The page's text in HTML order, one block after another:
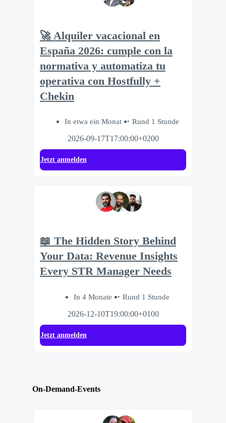
🚀 Alquiler vacacional en
España 2026: cumple con la
normativa y automatiza tu
operativa con Hostfully +
Chekin
In etwa ein Monat
Rund 1 Stunde
2026-09-17T17:00:00+0200
Jetzt anmelden
📖 The Hidden Story Behind
Your Data: Revenue Insights
Every STR Manager Needs
In 4 Monate
Rund 1 Stunde
2026-12-10T19:00:00+0100
Jetzt anmelden
On-Demand-Events